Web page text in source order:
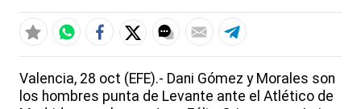
Valencia, 28 oct (EFE).- Dani Gómez y Morales son
los hombres punta de Levante ante el Atlético de